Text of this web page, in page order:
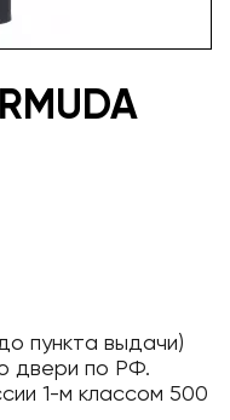
пункта выдачи)
двери по РФ.
1-м классом 500